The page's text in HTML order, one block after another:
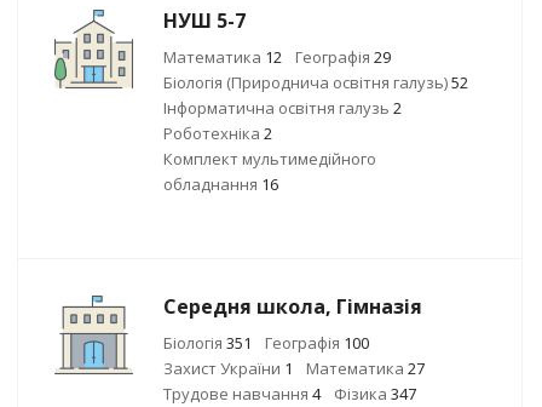
НУШ 5-7
Математика 12 Географія 29
Біологія (Природнича освітня галузь)52
Інформатична освітня галузь 2
Роботехніка 2
Комплект мультимедійного
обладнання 16
Середня школа, Гімназія
Біологія 351 Географія 100
Захист України 1 Математика 27
Трудове навчання 4 Фізика 347